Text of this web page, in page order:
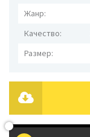
Жанр:
Качество:
Размер: